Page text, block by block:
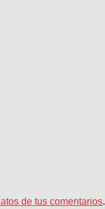
de tus comentarios.